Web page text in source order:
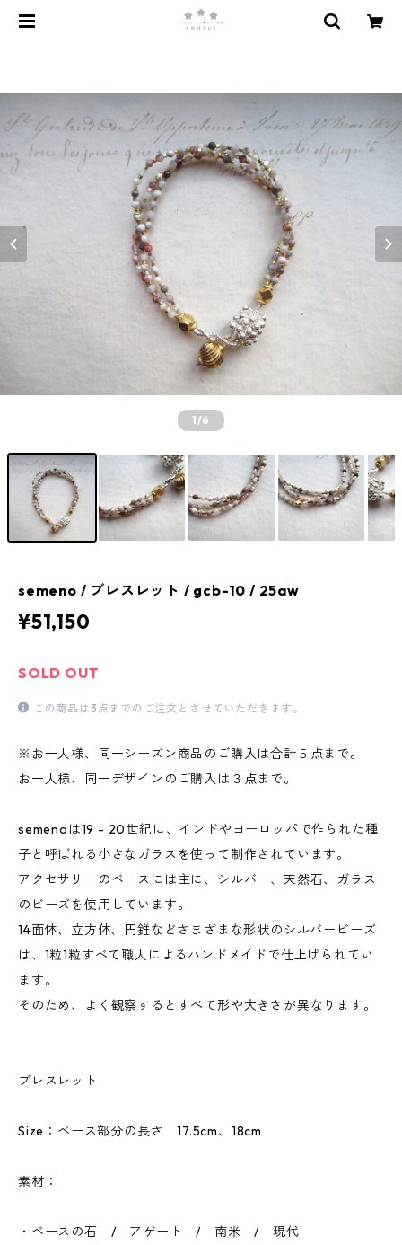
1/6
semeno / ブレスレット / gcb-10 / 25aw
¥51,150
SOLD OUT
この商品は3点までのご注文とさせていただきます。
※お一人様、同一シーズン商品のご購入は合計５点まで。
お一人様、同一デザインのご購入は３点まで。
semenoは19 - 20世紀に、インドやヨーロッパで作られた種
子と呼ばれる小さなガラスを使って制作されています。
アクセサリーのベースには主に、シルバー、天然石、ガラス
のビーズを使用しています。
14面体、立方体、円錐などさまざまな形状のシルバービーズ
は、1粒1粒すべて職人によるハンドメイドで仕上げられてい
ます。
そのため、よく観察するとすべて形や大きさが異なります。
ブレスレット
Size：ベース部分の長さ 17.5cm、18cm
素材：
・ベースの石 / アゲート / 南米 / 現代